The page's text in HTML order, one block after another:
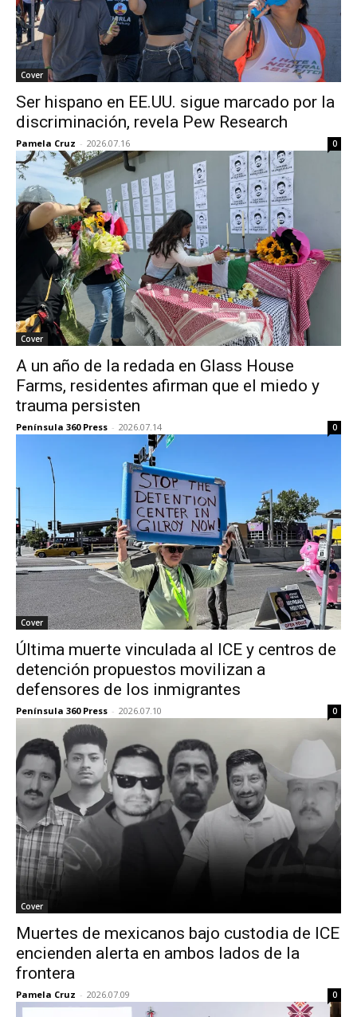
Cover
Ser hispano en EE.UU. sigue marcado por la
discriminación, revela Pew Research
Pamela Cruz - 2026.07.16 0
Cover
A un año de la redada en Glass House
Farms, residentes afirman que el miedo y
trauma persisten
Península 360 Press - 2026.07.14 0
Cover
Última muerte vinculada al ICE y centros de
detención propuestos movilizan a
defensores de los inmigrantes
Península 360 Press - 2026.07.10 0
Cover
Muertes de mexicanos bajo custodia de ICE
encienden alerta en ambos lados de la
frontera
Pamela Cruz - 2026.07.09 0